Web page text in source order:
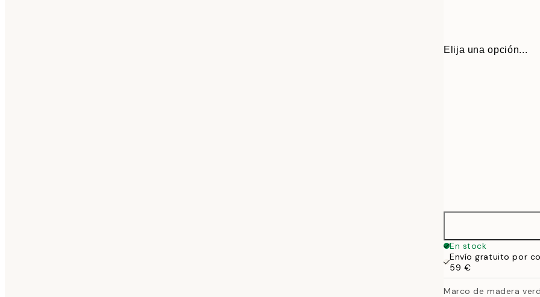
Elija una opción...
50x70 cm
En stock
Envío gratuito por
59 €
Marco de madera